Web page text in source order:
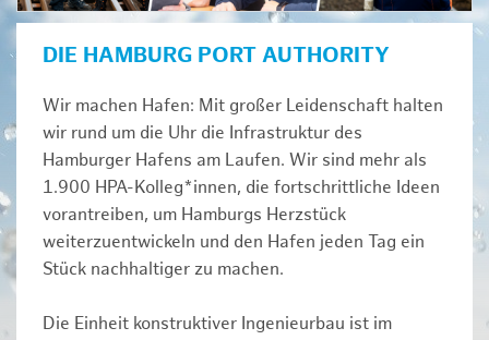
DIE HAMBURG PORT AUTHORITY
Wir machen Hafen: Mit großer Leidenschaft halten
wir rund um die Uhr die Infrastruktur des
Hamburger Hafens am Laufen. Wir sind mehr als
1.900 HPA-Kolleg*innen, die fortschrittliche Ideen
vorantreiben, um Hamburgs Herzstück
weiterzuentwickeln und den Hafen jeden Tag ein
Stück nachhaltiger zu machen.
Die Einheit konstruktiver Ingenieurbau ist im